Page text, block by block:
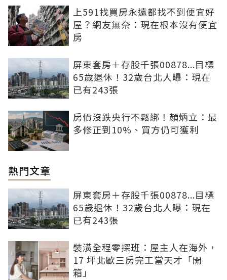
上591找買房永遠都找不到便宜好
屋？網友無奈：現在根本沒有便宜
房
屏東套房＋存股千張00878...目標
65歲退休！32歲台北人曝：現在
已有243張
房價沒跌央行不鬆綁！顏炳立：最
多修正到10%、買方仍可獲利
熱門文章
屏東套房＋存股千張00878...目標
65歲退休！32歲台北人曝：現在
已有243張
裝潢全程零探班：屋主人在海外，
17 坪北歐三房完工當天才「開
箱」